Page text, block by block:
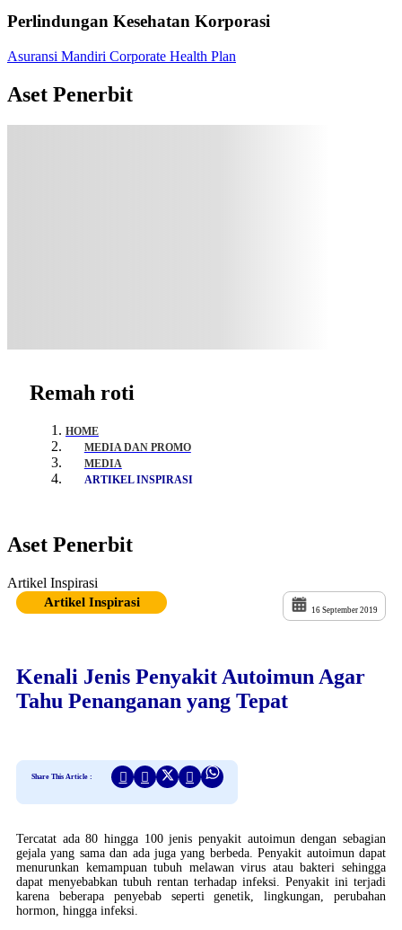
Perlindungan Kesehatan Korporasi
Asuransi Mandiri Corporate Health Plan
Aset Penerbit
Remah roti
HOME
MEDIA DAN PROMO
MEDIA
ARTIKEL INSPIRASI
Aset Penerbit
Artikel Inspirasi
Artikel Inspirasi
16 September 2019
Kenali Jenis Penyakit Autoimun Agar
Tahu Penanganan yang Tepat
Share This Article :
Tercatat ada 80 hingga 100 jenis penyakit autoimun dengan sebagian
gejala yang sama dan ada juga yang berbeda. Penyakit autoimun dapat
menurunkan kemampuan tubuh melawan virus atau bakteri sehingga
dapat menyebabkan tubuh rentan terhadap infeksi. Penyakit ini terjadi
karena beberapa penyebab seperti genetik, lingkungan, perubahan
hormon, hingga infeksi.